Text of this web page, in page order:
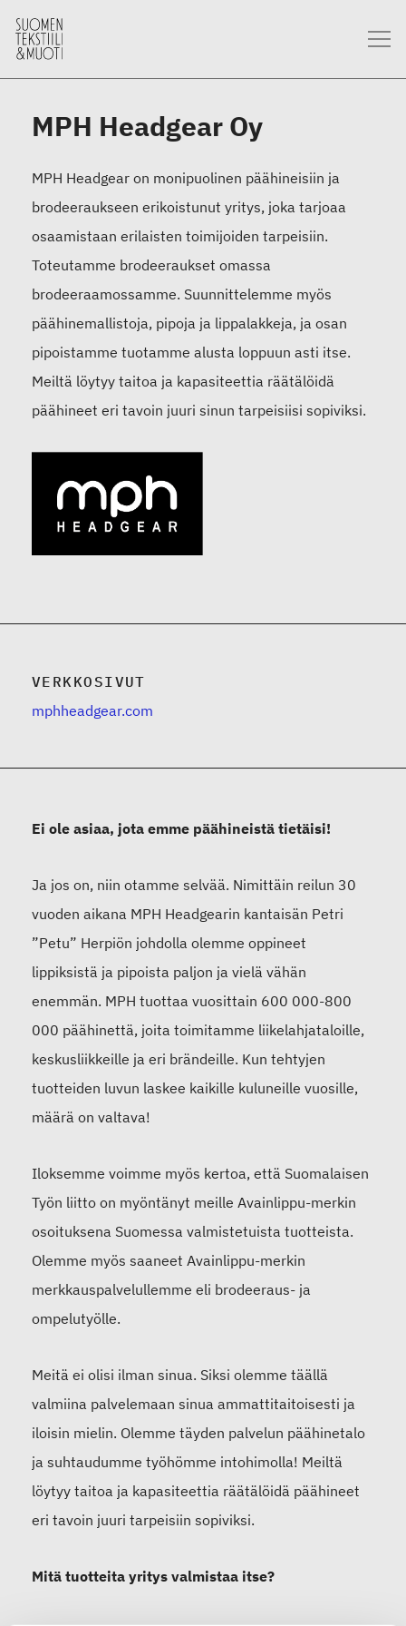
MPH Headgear Oy
MPH Headgear on monipuolinen päähineisiin ja
brodeeraukseen erikoistunut yritys, joka tarjoaa
osaamistaan erilaisten toimijoiden tarpeisiin.
Toteutamme brodeeraukset omassa
brodeeraamossamme. Suunnittelemme myös
päähinemallistoja, pipoja ja lippalakkeja, ja osan
pipoistamme tuotamme alusta loppuun asti itse.
Meiltä löytyy taitoa ja kapasiteettia räätälöidä
päähineet eri tavoin juuri sinun tarpeisiisi sopiviksi.
VERKKOSIVUT
mphheadgear.com
Ei ole asiaa, jota emme päähineistä tietäisi!
Ja jos on, niin otamme selvää. Nimittäin reilun 30
vuoden aikana MPH Headgearin kantaisän Petri
”Petu” Herpiön johdolla olemme oppineet
lippiksistä ja pipoista paljon ja vielä vähän
enemmän. MPH tuottaa vuosittain 600 000-800
000 päähinettä, joita toimitamme liikelahjataloille,
keskusliikkeille ja eri brändeille. Kun tehtyjen
tuotteiden luvun laskee kaikille kuluneille vuosille,
määrä on valtava!
Iloksemme voimme myös kertoa, että Suomalaisen
Työn liitto on myöntänyt meille Avainlippu-merkin
osoituksena Suomessa valmistetuista tuotteista.
Olemme myös saaneet Avainlippu-merkin
merkkauspalvelullemme eli brodeeraus- ja
ompelutyölle.
Meitä ei olisi ilman sinua. Siksi olemme täällä
valmiina palvelemaan sinua ammattitaitoisesti ja
iloisin mielin. Olemme täyden palvelun päähinetalo
ja suhtaudumme työhömme intohimolla! Meiltä
löytyy taitoa ja kapasiteettia räätälöidä päähineet
eri tavoin juuri tarpeisiin sopiviksi.
Mitä tuotteita yritys valmistaa itse?